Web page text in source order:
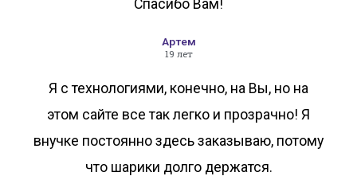
Спасибо Вам!
Артем
19 лет
Я с технологиями, конечно, на Вы, но на
этом сайте все так легко и прозрачно! Я
внучке постоянно здесь заказываю, потому
что шарики долго держатся.